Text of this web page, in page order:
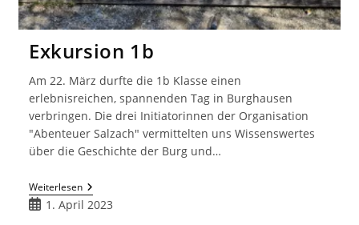
Exkursion 1b
Am 22. März durfte die 1b Klasse einen
erlebnisreichen, spannenden Tag in Burghausen
verbringen. Die drei Initiatorinnen der Organisation
"Abenteuer Salzach" vermittelten uns Wissenswertes
über die Geschichte der Burg und…
WeiterlesenExkursion
1b
Beitrag1. April 2023